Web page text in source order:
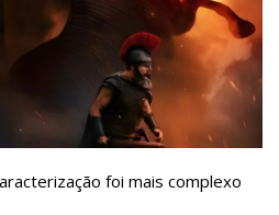
foi mais complexo